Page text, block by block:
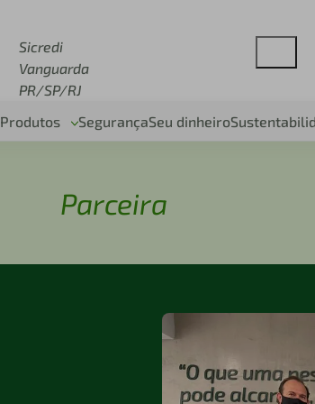
Sicredi
Vanguarda
PR/SP/RJ
Produtos SegurançaSeu dinheiro
Parceira